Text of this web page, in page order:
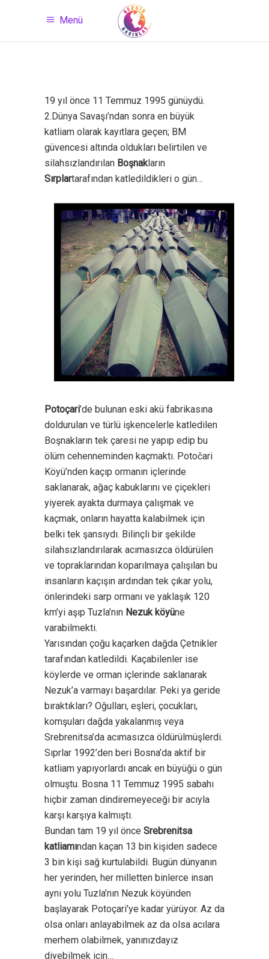
Menü
19 yıl önce 11 Temmuz 1995 günüydü.
2.Dünya Savaşı’ndan sonra en büyük
katliam olarak kayıtlara geçen; BM
güvencesi altında oldukları belirtilen ve
silahsızlandırılan Boşnakların
Sırplartarafından katledildikleri o gün…
Potoçari’de bulunan eski akü fabrikasına
doldurulan ve türlü işkencelerle katledilen
Boşnakların tek çaresi ne yapıp edip bu
ölüm cehenneminden kaçmaktı. Potočari
Köyü’nden kaçıp ormanın içlerinde
saklanarak, ağaç kabuklarını ve çiçekleri
yiyerek ayakta durmaya çalışmak ve
kaçmak, onların hayatta kalabilmek için
belki tek şansıydı. Bilinçli bir şekilde
silahsızlandırılarak acımasızca öldürülen
ve topraklarından koparılmaya çalışılan bu
insanların kaçışın ardından tek çıkar yolu,
önlerindeki sarp ormanı ve yaklaşık 120
km’yi aşıp Tuzla’nın Nezuk köyüne
varabilmekti.
Yarısından çoğu kaçarken dağda Çetnikler
tarafından katledildi. Kaçabilenler ise
köylerde ve orman içlerinde saklanarak
Nezuk’a varmayı başardılar. Peki ya geride
bıraktıkları? Oğulları, eşleri, çocukları,
komşuları dağda yakalanmış veya
Srebrenitsa’da acımasızca öldürülmüşlerdi.
Sıprlar 1992’den beri Bosna’da aktif bir
katliam yapıyorlardı ancak en büyüğü o gün
olmuştu. Bosna 11 Temmuz 1995 sabahı
hiçbir zaman dindiremeyeceği bir acıyla
karşı karşıya kalmıştı.
Bundan tam 19 yıl önce Srebrenitsa
katliamından kaçan 13 bin kişiden sadece
3 bin kişi sağ kurtulabildi. Bugün dünyanın
her yerinden, her milletten binlerce insan
aynı yolu Tuzla’nın Nezuk köyünden
başlayarak Potoçari’ye kadar yürüyor. Az da
olsa onları anlayabilmek az da olsa acılara
merhem olabilmek, yanınızdayız
diyebilmek için…